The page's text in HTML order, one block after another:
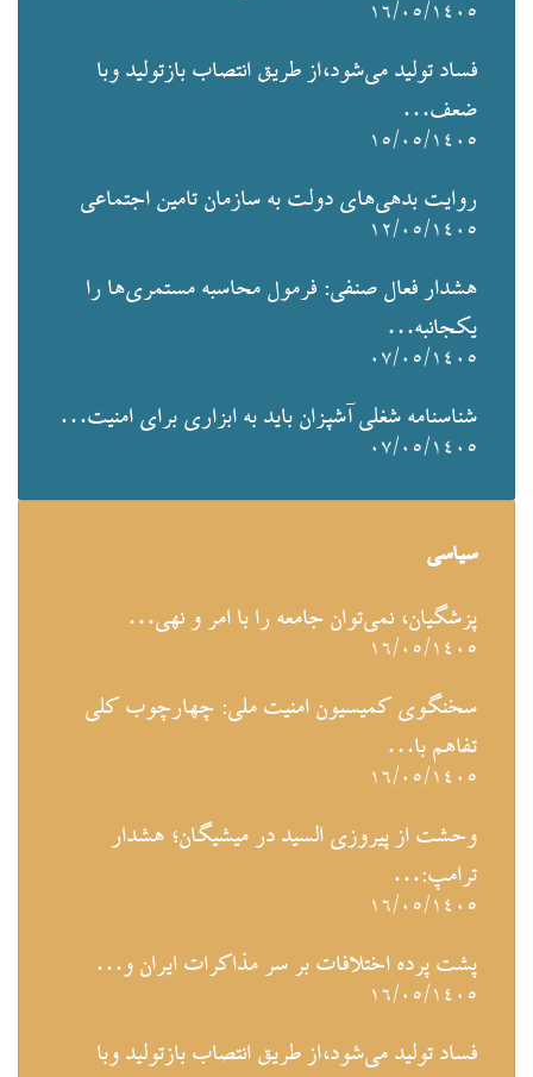
۱۶/۰۵/۱۴۰۵
فساد تولید می‌شود،از طریق انتصاب بازتولید وبا
ضعف…
۱۵/۰۵/۱۴۰۵
روایت بدهی‌های دولت به سازمان تامین اجتماعی
۱۲/۰۵/۱۴۰۵
هشدار فعال صنفی: فرمول محاسبه مستمری‌ها را
یکجانبه…
۰۷/۰۵/۱۴۰۵
شناسنامه شغلی آشپزان باید به ابزاری برای امنیت…
۰۷/۰۵/۱۴۰۵
سیاسی
پزشگیان، نمی‌توان جامعه را با امر و نهی…
۱۶/۰۵/۱۴۰۵
سخنگوی کمیسیون امنیت ملی: چهارچوب کلی
تفاهم با…
۱۶/۰۵/۱۴۰۵
وحشت از پیروزی السید در میشیگان؛ هشدار
ترامپ:…
۱۶/۰۵/۱۴۰۵
پشت پرده اختلافات بر سر مذاکرات ایران و…
۱۶/۰۵/۱۴۰۵
فساد تولید می‌شود،از طریق انتصاب بازتولید وبا